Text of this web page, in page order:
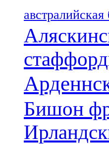
aвстралийская
Бишон